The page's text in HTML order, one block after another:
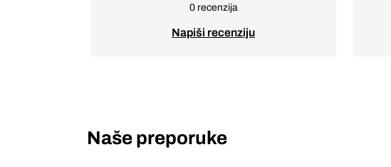
0 recenzija
Napiši recenziju
Naše preporuke